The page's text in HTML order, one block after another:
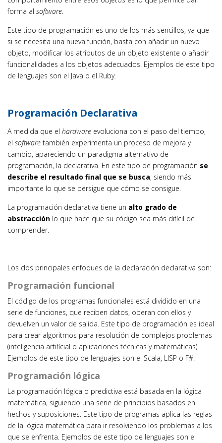
forma al software.
Este tipo de programación es uno de los más sencillos, ya que
si se necesita una nueva función, basta con añadir un nuevo
objeto, modificar los atributos de un objeto existente o añadir
funcionalidades a los objetos adecuados. Ejemplos de este tipo
de lenguajes son el Java o el Ruby.
Programación Declarativa
A medida que el hardware evoluciona con el paso del tiempo,
el software también experimenta un proceso de mejora y
cambio, apareciendo un paradigma alternativo de
programación, la declarativa. En este tipo de programación se
describe el resultado final que se busca, siendo más
importante lo que se persigue que cómo se consigue.
La programación declarativa tiene un alto grado de
abstracción lo que hace que su código sea más difícil de
comprender.
Los dos principales enfoques de la declaración declarativa son:
Programación funcional
El código de los programas funcionales está dividido en una
serie de funciones, que reciben datos, operan con ellos y
devuelven un valor de salida. Este tipo de programación es ideal
para crear algoritmos para resolución de complejos problemas
(inteligencia artificial o aplicaciones técnicas y matemáticas).
Ejemplos de este tipo de lenguajes son el Scala, LISP o F#.
Programación lógica
La programación lógica o predictiva está basada en la lógica
matemática, siguiendo una serie de principios basados en
hechos y suposiciones. Este tipo de programas aplica las reglas
de la lógica matemática para ir resolviendo los problemas a los
que se enfrenta. Ejemplos de este tipo de lenguajes son el